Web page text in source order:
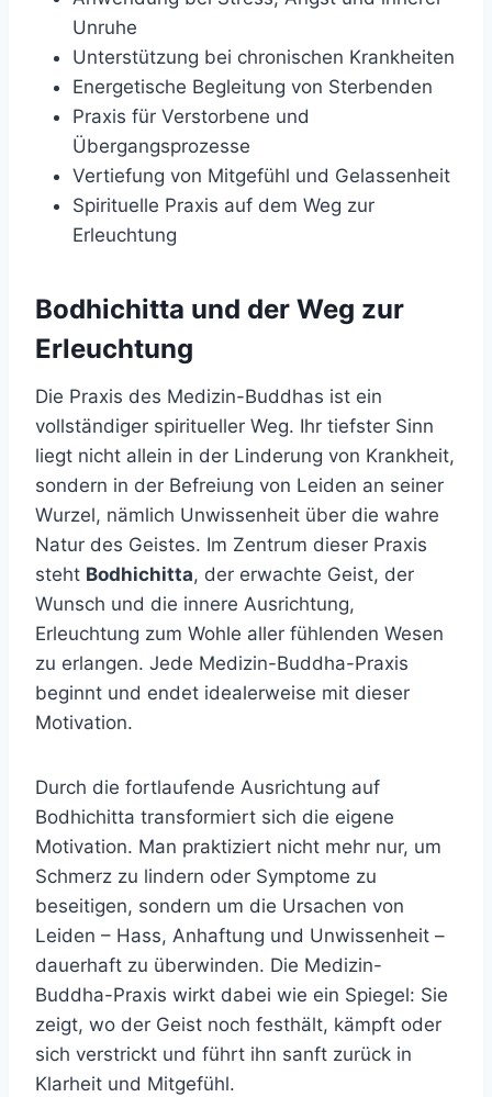
Unruhe
Unterstützung bei chronischen Krankheiten
Energetische Begleitung von Sterbenden
Praxis für Verstorbene und
Übergangsprozesse
Vertiefung von Mitgefühl und Gelassenheit
Spirituelle Praxis auf dem Weg zur
Erleuchtung
Bodhichitta und der Weg zur
Erleuchtung
Die Praxis des Medizin-Buddhas ist ein
vollständiger spiritueller Weg. Ihr tiefster Sinn
liegt nicht allein in der Linderung von Krankheit,
sondern in der Befreiung von Leiden an seiner
Wurzel, nämlich Unwissenheit über die wahre
Natur des Geistes. Im Zentrum dieser Praxis
steht Bodhichitta, der erwachte Geist, der
Wunsch und die innere Ausrichtung,
Erleuchtung zum Wohle aller fühlenden Wesen
zu erlangen. Jede Medizin-Buddha-Praxis
beginnt und endet idealerweise mit dieser
Motivation.
Durch die fortlaufende Ausrichtung auf
Bodhichitta transformiert sich die eigene
Motivation. Man praktiziert nicht mehr nur, um
Schmerz zu lindern oder Symptome zu
beseitigen, sondern um die Ursachen von
Leiden – Hass, Anhaftung und Unwissenheit –
dauerhaft zu überwinden. Die Medizin-
Buddha-Praxis wirkt dabei wie ein Spiegel: Sie
zeigt, wo der Geist noch festhält, kämpft oder
sich verstrickt und führt ihn sanft zurück in
Klarheit und Mitgefühl.